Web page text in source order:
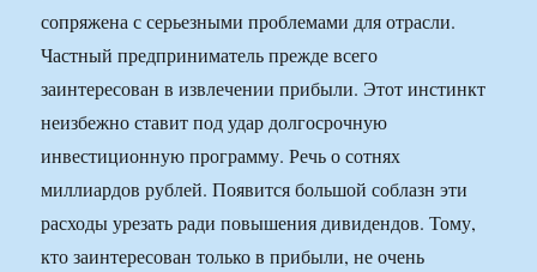
сопряжена с серьезными проблемами для отрасли.
Частный предприниматель прежде всего
заинтересован в извлечении прибыли. Этот инстинкт
неизбежно ставит под удар долгосрочную
инвестиционную программу. Речь о сотнях
миллиардов рублей. Появится большой соблазн эти
расходы урезать ради повышения дивидендов. Тому,
кто заинтересован только в прибыли, не очень